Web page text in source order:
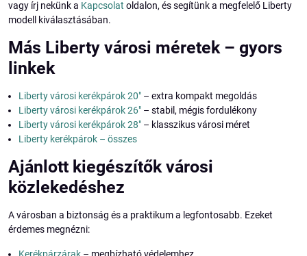
vagy írj nekünk a Kapcsolat oldalon, és segítünk a megfelelő Liberty
modell kiválasztásában.
Más Liberty városi méretek – gyors
linkek
Liberty városi kerékpárok 20" – extra kompakt megoldás
Liberty városi kerékpárok 26" – stabil, mégis fordulékony
Liberty városi kerékpárok 28" – klasszikus városi méret
Liberty kerékpárok – összes
Ajánlott kiegészítők városi
közlekedéshez
A városban a biztonság és a praktikum a legfontosabb. Ezeket
érdemes megnézni:
Kerékpárzárak – megbízható védelemhez